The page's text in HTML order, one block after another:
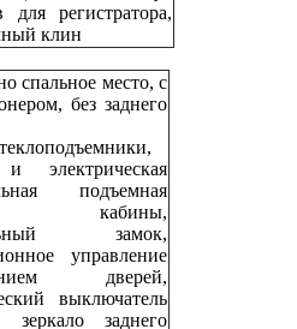
для регистратора,
клин
спальное место, с
без заднего
электрическая
подъемная
кабины,
замок,
управление
дверей,
выключатель
зеркало заднего